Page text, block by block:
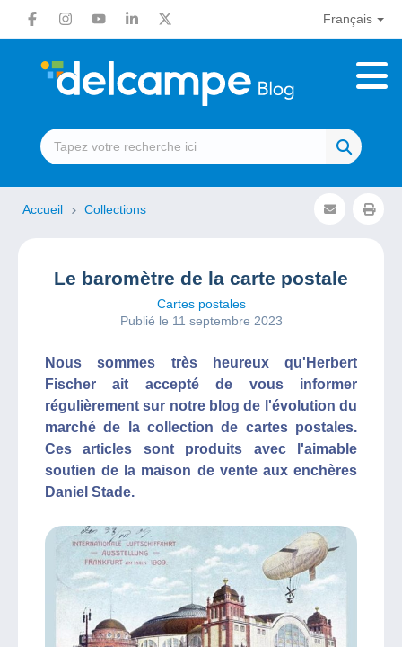
Français
Accueil Collections
Le baromètre de la carte postale
Cartes postales
Publié le 11 septembre 2023
Nous sommes très heureux qu'Herbert
Fischer ait accepté de vous informer
régulièrement sur notre blog de l'évolution du
marché de la collection de cartes postales.
Ces articles sont produits avec l'aimable
soutien de la maison de vente aux enchères
Daniel Stade.